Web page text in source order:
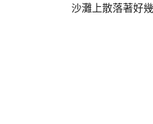
沙灘上散落著好